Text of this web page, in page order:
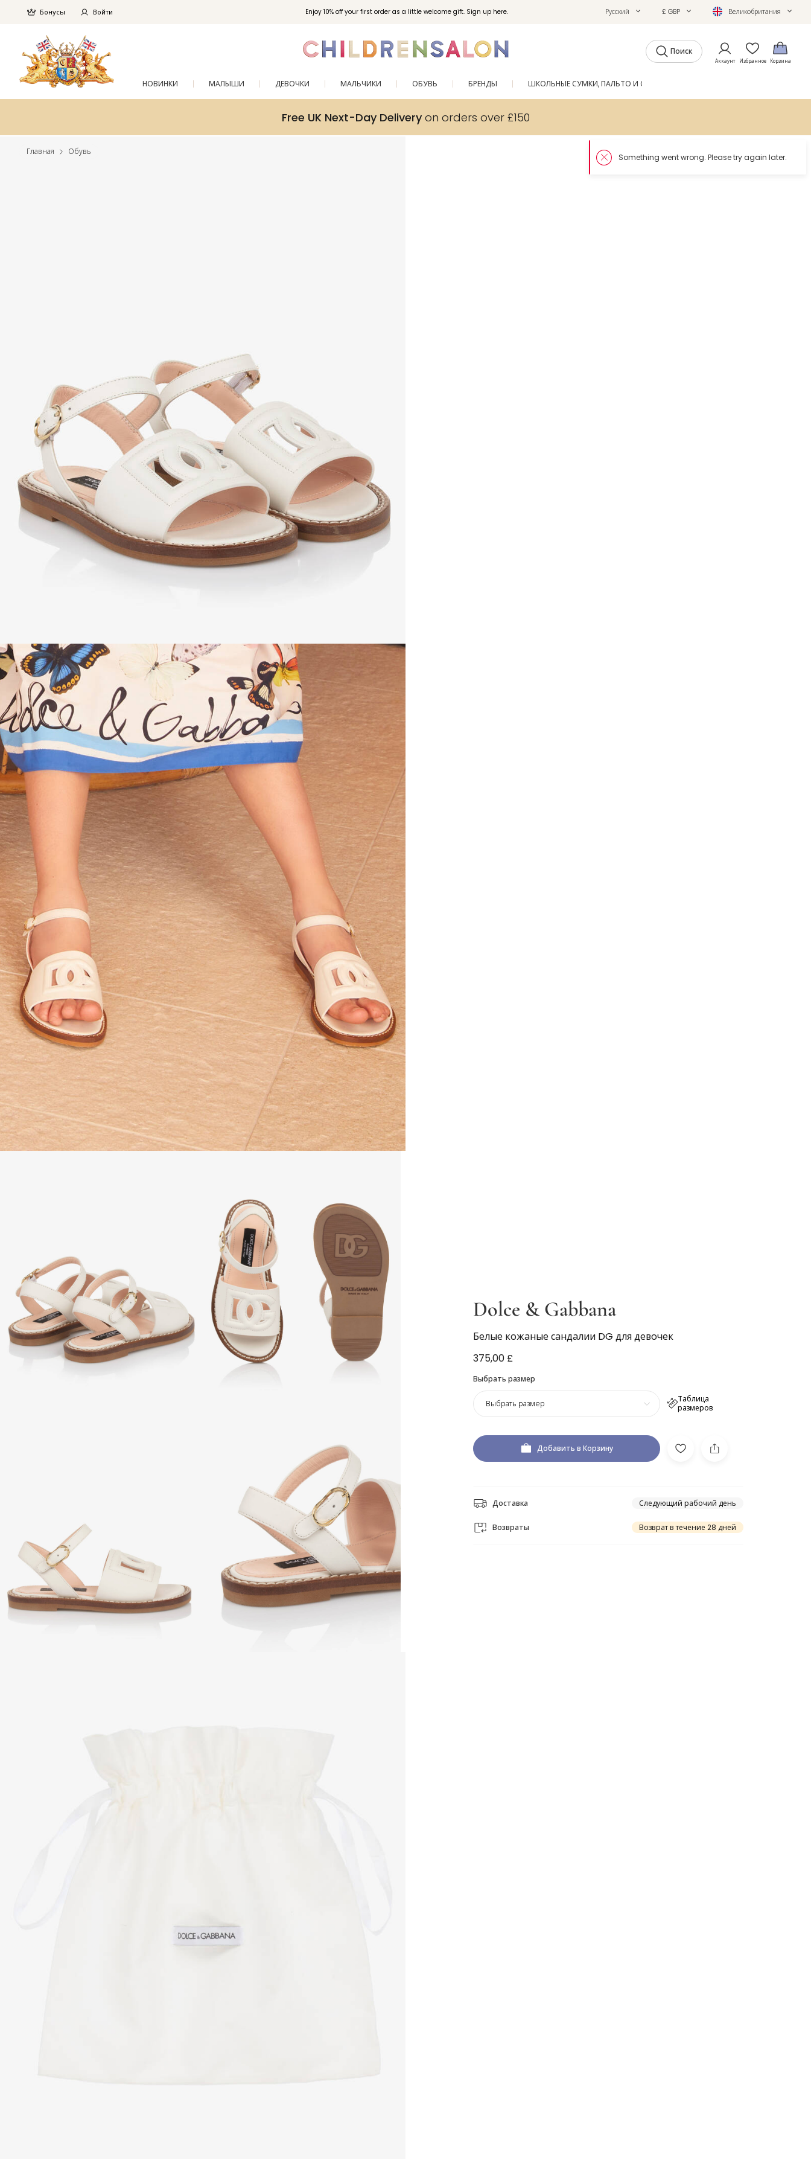
Enjoy 10% off your first order as a little welcome gift. Sign up here.
Бонусы Войти Русский £ GBP Великобритания
Поиск
Аккаунт Избранное Корзина
НОВИНКИ МАЛЫШИ ДЕВОЧКИ МАЛЬЧИКИ ОБУВЬ БРЕНДЫ ШКОЛЬНЫЕ СУМКИ, ПАЛЬТО И ОБУВЬ
Free UK Next-Day Deliveryon orders over £150
Главная Обувь
Dolce & Gabbana
Белые кожаные сандалии DG для девочек
375,00 £
Выбрать размер
Таблица
размеров
Выбрать размер
Добавить в Корзину
Доставка Следующий рабочий день
Возвраты Возврат в течение 28 дней